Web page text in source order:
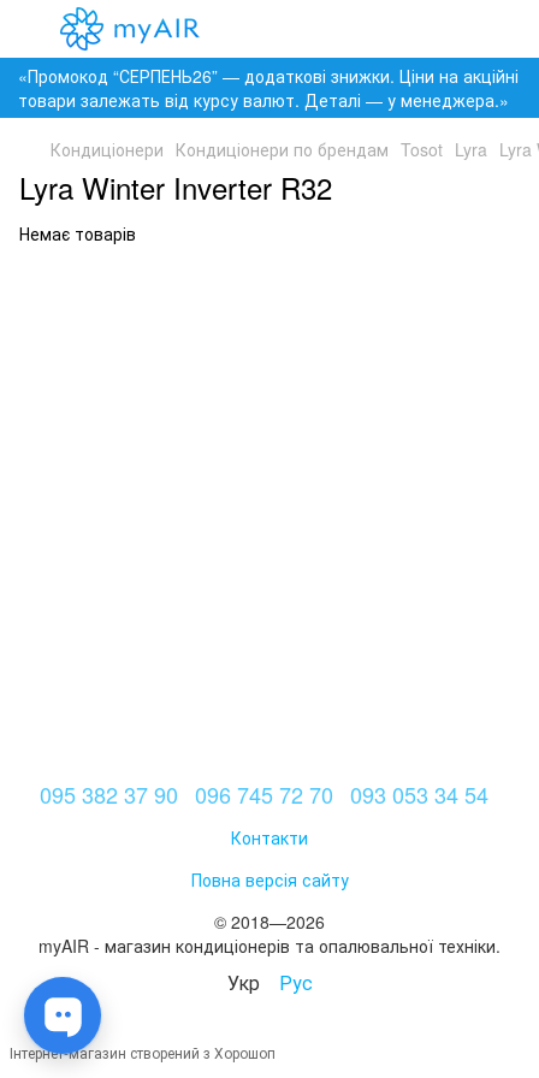
«Промокод “СЕРПЕНЬ26” — додаткові знижки. Ціни на акційні
товари залежать від курсу валют. Деталі — у менеджера.»
Кондиціонери Кондиціонери по брендам Tosot Lyra Lyra
Lyra Winter Inverter R32
Немає товарів
095 382 37 90 096 745 72 70 093 053 34 54
Контакти
Повна версія сайту
© 2018—2026
myAIR - магазин кондиціонерів та опалювальної техніки.
Укр Рус
Інтернет-магазин створений з Хорошоп